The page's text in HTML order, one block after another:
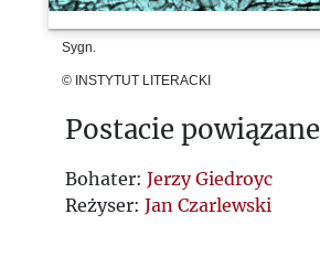
Sygn.
© INSTYTUT LITERACKI
Postacie powiązane
Bohater: Jerzy Giedroyc
Reżyser: Jan Czarlewski